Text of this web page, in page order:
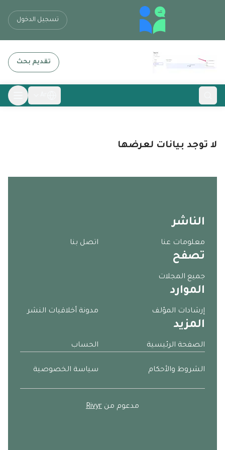
تسجيل الدخول
تقديم بحث
لا توجد بيانات لعرضها
الناشر
معلومات عنا اتصل بنا
تصفح
جميع المجلات
الموارد
إرشادات المؤلف مدونة أخلاقيات النشر
المزيد
الصفحة الرئيسية الحساب
الشروط والأحكام سياسة الخصوصية
مدعوم من Rivyr